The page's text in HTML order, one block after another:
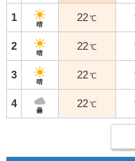
1
晴
22 ℃
2
晴
22 ℃
3
晴
22 ℃
4
曇
22 ℃